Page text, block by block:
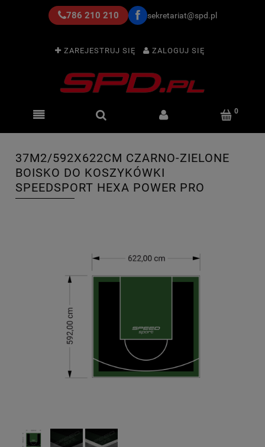
786 210 210 sekretariat@spd.pl
ZAREJESTRUJ SIĘ ZALOGUJ SIĘ
37M2/592X622CM CZARNO-ZIELONE
BOISKO DO KOSZYKÓWKI
SPEEDSPORT HEXA POWER PRO